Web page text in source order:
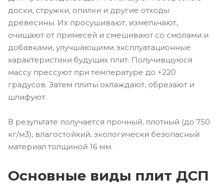
доски, стружки, опилки и другие отходы
древесины. Их просушивают, измельчают,
очищают от примесей и смешивают со смолами и
добавками, улучшающими эксплуатационные
характеристики будущих плит. Получившуюся
массу прессуют при температуре до +220
градусов. Затем плиты охлаждают, обрезают и
шлифуют.
В результате получается прочный, плотный (до 750
кг/м3), влагостойкий, экологически безопасный
материал толщиной 16 мм.
Основные виды плит ДСП